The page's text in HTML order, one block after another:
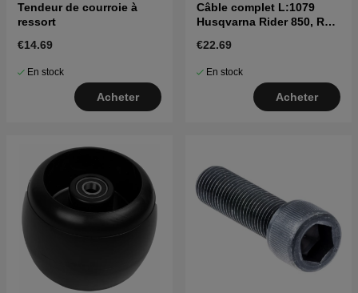
Tendeur de courroie à
ressort
€14.69
En stock
Acheter
Câble complet L:1079
Husqvarna Rider 850, R11,
€22.69
En stock
Acheter